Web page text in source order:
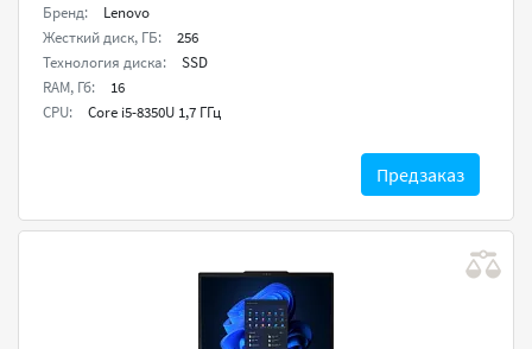
Бренд:
Lenovo
Жесткий диск, ГБ:
256
Технология диска:
SSD
RAM, Гб:
16
CPU:
Core i5-8350U 1,7 ГГц
Предзаказ